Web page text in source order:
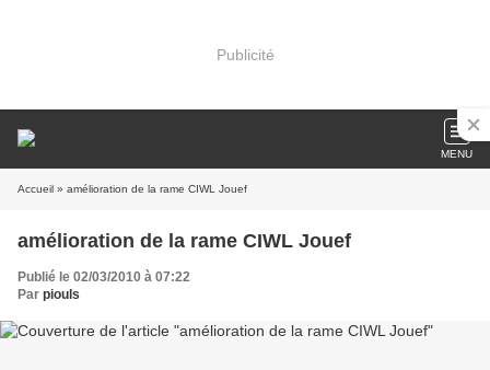
Publicité
MENU
Accueil » amélioration de la rame CIWL Jouef
amélioration de la rame CIWL Jouef
Publié le 02/03/2010 à 07:22
Par piouls